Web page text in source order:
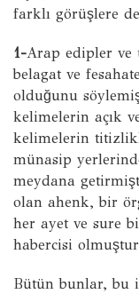
farklı görüşlere
1-Arap edipler ve
belagat ve
olduğunu
kelimelerin açık
kelimelerin
münasip
meydana
olan ahenk, bir
her ayet ve sure
habercisi
Bütün bunlar, bu